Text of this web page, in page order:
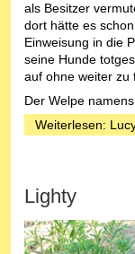
als Besitzer
dort hätte es
Einweisung in die
seine Hunde
auf ohne weiter zu
Der Welpe
Weiterlesen:
Lighty